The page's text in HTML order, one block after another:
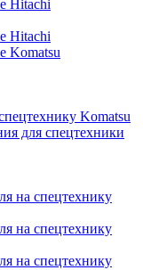
Hitachi
Hitachi
Komatsu
Komatsu
для спецтехники
на спецтехнику
на спецтехнику
на спецтехнику